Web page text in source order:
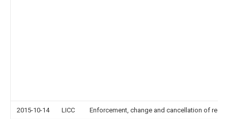
2015-10-14 LICC Enforcement, change and cancellation of